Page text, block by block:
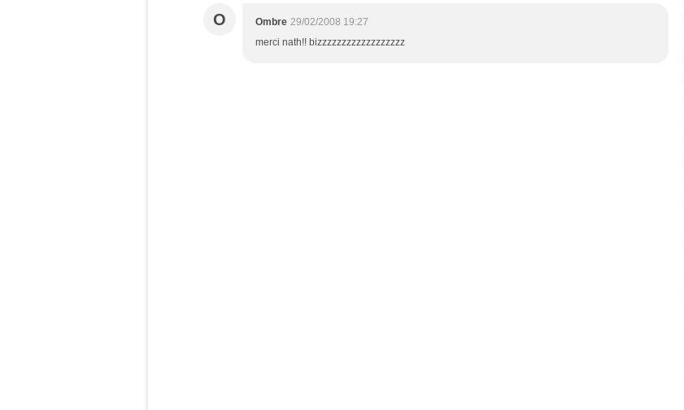
O Ombre 29/02/2008 19:27
merci nath!! bizzzzzzzzzzzzzzzzzz